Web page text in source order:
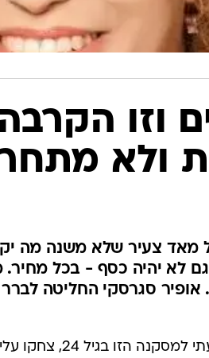
וזו
ולא
מאד צעיר שלא משנה מה
גם לא יהיה כסף - בכל
סגרסקי החליטה
אני לא רוצה